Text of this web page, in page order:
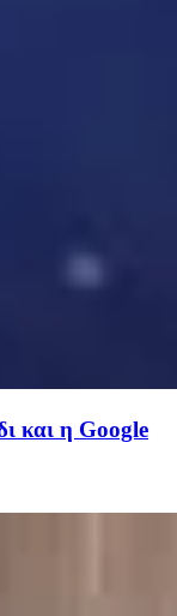
και η Google